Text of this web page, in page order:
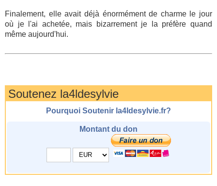
Finalement, elle avait déjà énormément de charme le jour
où je l'ai achetée, mais bizarrement je la préfère quand
même aujourd'hui.
Soutenez la4ldesylvie
Pourquoi Soutenir la4ldesylvie.fr?
Montant du don